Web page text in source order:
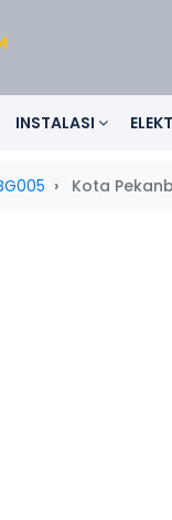
INSTALASI
Kota